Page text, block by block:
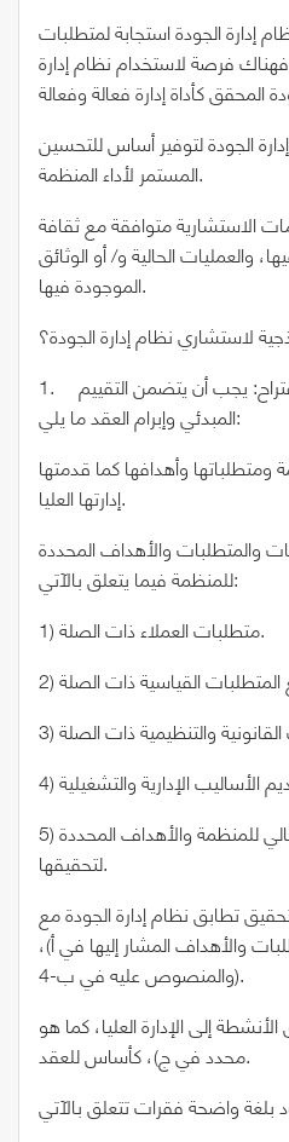
إدارة الجودة استجابة لمتطلبات
فرصة لاستخدام نظام إدارة
الجودة لتوفير أساس للتحسين
المستمر لأداء المنظمة.
الاستشارية متوافقة مع ثقافة
والعمليات الحالية و/ أو الوثائق
الموجودة فيها.
لاستشاري نظام إدارة الجودة؟
1. التقييم المبدئي وإعداد الاقتراح: يجب أن يتضمن التقييم
المبدئي وإبرام العقد ما يلي:
ومتطلباتها وأهدافها كما قدمتها
إدارتها العليا.
والمتطلبات والأهداف المحددة
للمنظمة فيما يتعلق بالآتي:
1) متطلبات العملاء ذات الصلة.
5) تحديد الفرق بين الوضع الحالي للمنظمة والأهداف المحددة
لتحقيقها.
تطابق نظام إدارة الجودة مع
والأهداف المشار إليها في أ)،
والمنصوص عليه في ب-4).
إلى الإدارة العليا، كما هو
محدد في ج)، كأساس للعقد.